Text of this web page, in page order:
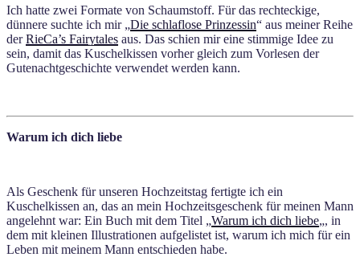
Ich hatte zwei Formate von Schaumstoff. Für das rechteckige,
dünnere suchte ich mir „Die schlaflose Prinzessin“ aus meiner Reihe
derRieCa’s Fairytales aus. Das schien mir eine stimmige Idee zu
sein, damit das Kuschelkissen vorher gleich zum Vorlesen der
Gutenachtgeschichte verwendet werden kann.
Warum ich dich liebe
Als Geschenk für unseren Hochzeitstag fertigte ich ein
Kuschelkissen an, das an mein Hochzeitsgeschenk für meinen Mann
angelehnt war: Ein Buch mit dem Titel „Warum ich dich liebe„, in
dem mit kleinen Illustrationen aufgelistet ist, warum ich mich für ein
Leben mit meinem Mann entschieden habe.